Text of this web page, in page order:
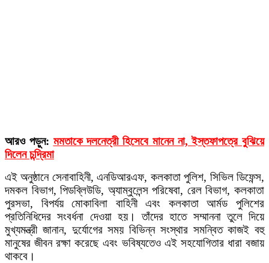
আরও পড়ুন: মমতাকে দলনেত্রী হিসেবে মানেন না, ইস্তফাপত্রে বুঝিয়ে
দিলেন চন্দ্রিমা
এই অনুষ্ঠানে সেনাবাহিনী, এনডিআরএফ, কলকাতা পুলিশ, সিভিল ডিফেন্স,
দমকল বিভাগ, পিডব্লিউডি, অ্যাম্বুলেন্স পরিষেবা, রেল বিভাগ, কলকাতা
পুরসভা, বিপর্যয় মোকাবিলা বাহিনী এবং কলকাতা আর্মড পুলিশের
প্রতিনিধিদের সংবর্ধনা দেওয়া হয়। তাঁদের হাতে সম্মাননা তুলে দিয়ে
মুখ্যমন্ত্রী জানান, দুর্যোগের সময় বিভিন্ন সংস্থার সমন্বিত কাজই বহু
মানুষের জীবন রক্ষা করেছে এবং ভবিষ্যতেও এই সহযোগিতার ধারা বজায়
থাকবে।